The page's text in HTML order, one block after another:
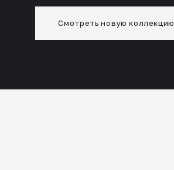
Смотреть новую коллекцию